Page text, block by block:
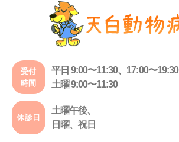
受付
時間
平日 9:00〜11:30、17:00〜19:30
土曜 9:00〜11:30
休診日
土曜午後、
日曜、祝日